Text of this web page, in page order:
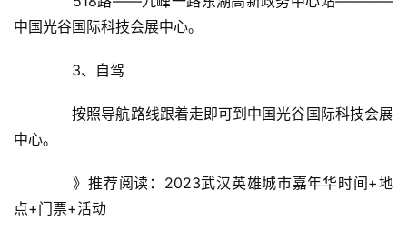
中国光谷国际科技会展中心。
3、自驾
按照导航路线跟着走即可到中国光谷国际科技会展
中心。
》推荐阅读：2023武汉英雄城市嘉年华时间+地
点+门票+活动